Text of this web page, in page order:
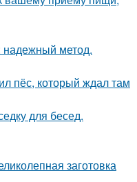
надежный метод.
пёс, который ждал там
для бесед.
заготовка